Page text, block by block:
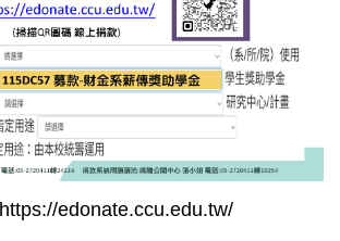
https://edonate.ccu.edu.tw/